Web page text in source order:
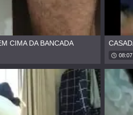
CIMA DA BANCADA
08:07